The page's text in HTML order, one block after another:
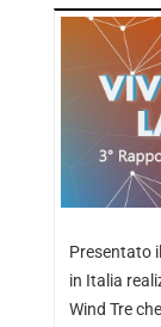
Presentato
in Italia
Wind Tre